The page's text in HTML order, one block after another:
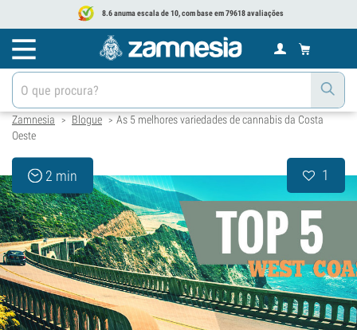
8.6 anuma escala de 10, com base em 79618 avaliações
Zamnesia > Blogue > As 5 melhores variedades de cannabis da Costa
Oeste
2 min 1